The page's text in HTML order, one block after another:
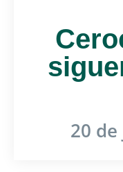
20